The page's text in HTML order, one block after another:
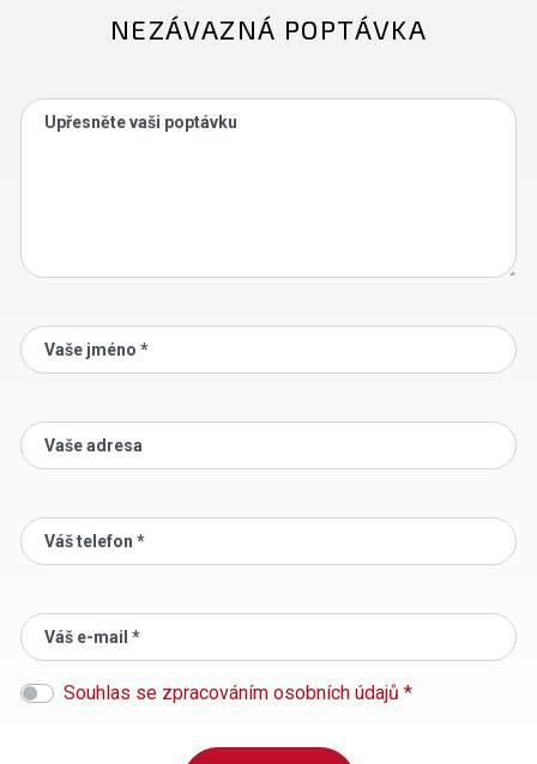
NEZÁVAZNÁ POPTÁVKA
Upřesněte vaši poptávku
Vaše jméno *
Vaše adresa
Váš telefon *
Váš e-mail *
Souhlas se zpracováním osobních údajů *